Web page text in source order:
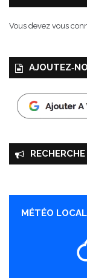
o
r
Vous devez vous
MÉTÉO